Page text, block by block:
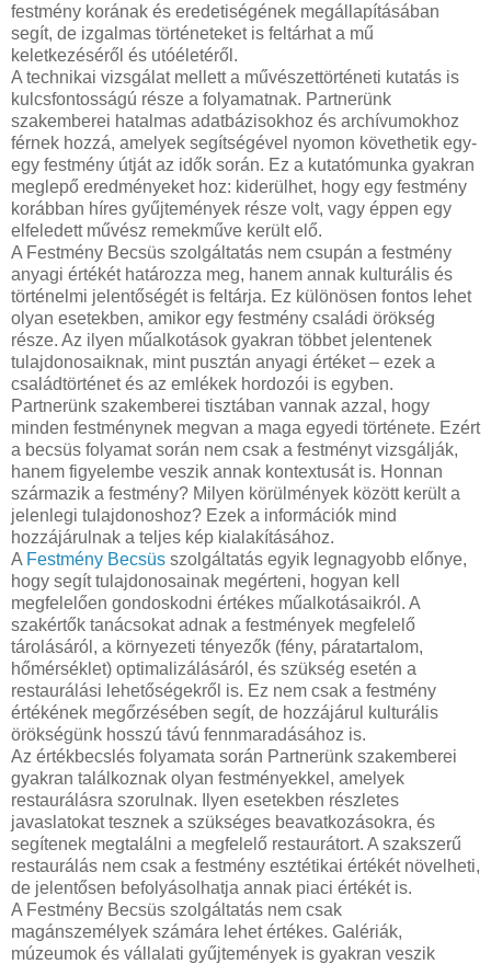
festmény korának és eredetiségének megállapításában
segít, de izgalmas történeteket is feltárhat a mű
keletkezéséről és utóéletéről.
A technikai vizsgálat mellett a művészettörténeti kutatás is
kulcsfontosságú része a folyamatnak. Partnerünk
szakemberei hatalmas adatbázisokhoz és archívumokhoz
férnek hozzá, amelyek segítségével nyomon követhetik egy-
egy festmény útját az idők során. Ez a kutatómunka gyakran
meglepő eredményeket hoz: kiderülhet, hogy egy festmény
korábban híres gyűjtemények része volt, vagy éppen egy
elfeledett művész remekműve került elő.
A Festmény Becsüs szolgáltatás nem csupán a festmény
anyagi értékét határozza meg, hanem annak kulturális és
történelmi jelentőségét is feltárja. Ez különösen fontos lehet
olyan esetekben, amikor egy festmény családi örökség
része. Az ilyen műalkotások gyakran többet jelentenek
tulajdonosaiknak, mint pusztán anyagi értéket – ezek a
családtörténet és az emlékek hordozói is egyben.
Partnerünk szakemberei tisztában vannak azzal, hogy
minden festménynek megvan a maga egyedi története. Ezért
a becsüs folyamat során nem csak a festményt vizsgálják,
hanem figyelembe veszik annak kontextusát is. Honnan
származik a festmény? Milyen körülmények között került a
jelenlegi tulajdonoshoz? Ezek a információk mind
hozzájárulnak a teljes kép kialakításához.
A Festmény Becsüs szolgáltatás egyik legnagyobb előnye,
hogy segít tulajdonosainak megérteni, hogyan kell
megfelelően gondoskodni értékes műalkotásaikról. A
szakértők tanácsokat adnak a festmények megfelelő
tárolásáról, a környezeti tényezők (fény, páratartalom,
hőmérséklet) optimalizálásáról, és szükség esetén a
restaurálási lehetőségekről is. Ez nem csak a festmény
értékének megőrzésében segít, de hozzájárul kulturális
örökségünk hosszú távú fennmaradásához is.
Az értékbecslés folyamata során Partnerünk szakemberei
gyakran találkoznak olyan festményekkel, amelyek
restaurálásra szorulnak. Ilyen esetekben részletes
javaslatokat tesznek a szükséges beavatkozásokra, és
segítenek megtalálni a megfelelő restaurátort. A szakszerű
restaurálás nem csak a festmény esztétikai értékét növelheti,
de jelentősen befolyásolhatja annak piaci értékét is.
A Festmény Becsüs szolgáltatás nem csak
magánszemélyek számára lehet értékes. Galériák,
múzeumok és vállalati gyűjtemények is gyakran veszik